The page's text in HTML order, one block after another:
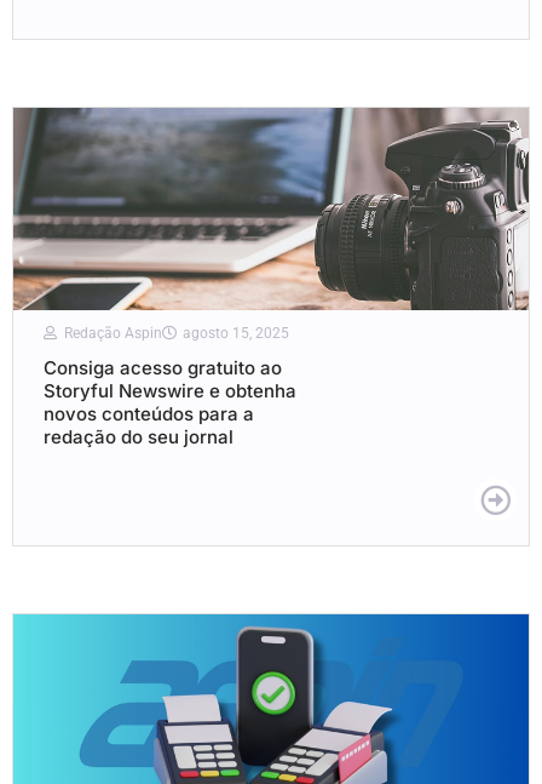
Redação Aspin agosto 15, 2025
Consiga acesso gratuito ao
Storyful Newswire e obtenha
novos conteúdos para a
redação do seu jornal